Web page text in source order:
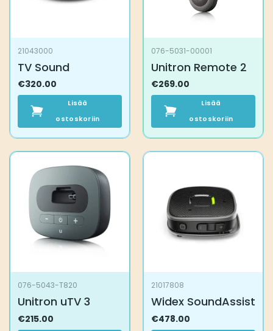
21043000
TV Sound
€320.00
Lisää
ostoskoriin
076-5031-00001
Unitron Remote 2
€269.00
Lisää
ostoskoriin
076-5043-T820
Unitron uTV 3
€215.00
21017808
Widex SoundAssist
€478.00